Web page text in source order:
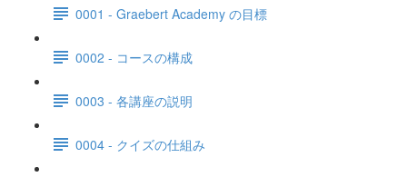
0001 - Graebert Academy の目標
0002 - コースの構成
0003 - 各講座の説明
0004 - クイズの仕組み